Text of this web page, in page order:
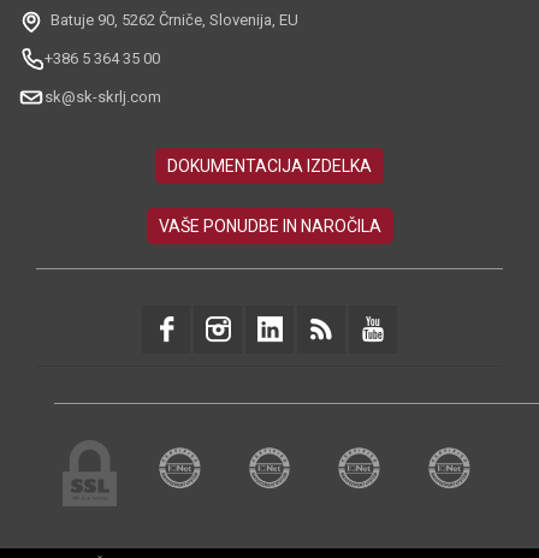
Batuje 90, 5262 Črniče, Slovenija, EU
+386 5 364 35 00
sk@sk-skrlj.com